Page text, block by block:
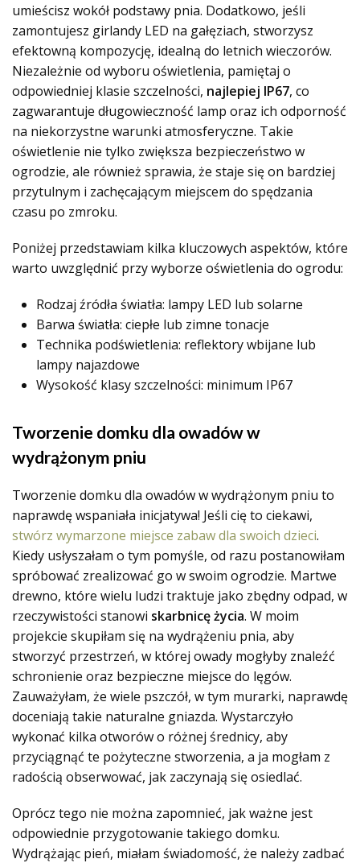
umieścisz wokół podstawy pnia. Dodatkowo, jeśli
zamontujesz girlandy LED na gałęziach, stworzysz
efektowną kompozycję, idealną do letnich wieczorów.
Niezależnie od wyboru oświetlenia, pamiętaj o
odpowiedniej klasie szczelności, najlepiej IP67, co
zagwarantuje długowieczność lamp oraz ich odporność
na niekorzystne warunki atmosferyczne. Takie
oświetlenie nie tylko zwiększa bezpieczeństwo w
ogrodzie, ale również sprawia, że staje się on bardziej
przytulnym i zachęcającym miejscem do spędzania
czasu po zmroku.
Poniżej przedstawiam kilka kluczowych aspektów, które
warto uwzględnić przy wyborze oświetlenia do ogrodu:
Rodzaj źródła światła: lampy LED lub solarne
Barwa światła: ciepłe lub zimne tonacje
Technika podświetlenia: reflektory wbijane lub
lampy najazdowe
Wysokość klasy szczelności: minimum IP67
Tworzenie domku dla owadów w
wydrążonym pniu
Tworzenie domku dla owadów w wydrążonym pniu to
naprawdę wspaniała inicjatywa! Jeśli cię to ciekawi,
stwórz wymarzone miejsce zabaw dla swoich dzieci.
Kiedy usłyszałam o tym pomyśle, od razu postanowiłam
spróbować zrealizować go w swoim ogrodzie. Martwe
drewno, które wielu ludzi traktuje jako zbędny odpad, w
rzeczywistości stanowi skarbnicę życia. W moim
projekcie skupiłam się na wydrążeniu pnia, aby
stworzyć przestrzeń, w której owady mogłyby znaleźć
schronienie oraz bezpieczne miejsce do lęgów.
Zauważyłam, że wiele pszczół, w tym murarki, naprawdę
doceniają takie naturalne gniazda. Wystarczyło
wykonać kilka otworów o różnej średnicy, aby
przyciągnąć te pożyteczne stworzenia, a ja mogłam z
radością obserwować, jak zaczynają się osiedlać.
Oprócz tego nie można zapomnieć, jak ważne jest
odpowiednie przygotowanie takiego domku.
Wydrążając pień, miałam świadomość, że należy zadbać